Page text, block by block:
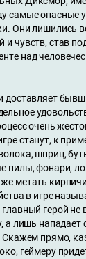
самые опасные
Они лишились
и чувств, став
над
доставляет
очень
станут, к
шприц,
пилы, фонари,
метать
в игре
герой не
а лишь нападает
Скажем прямо,
геймеру